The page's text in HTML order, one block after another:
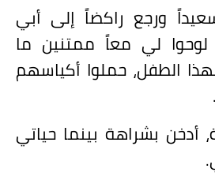
ورجع راكضاً إلى أبي
لي معاً ممتنين ما
الطفل، حملوا أكياسهم
أدخن بشراهة بينما حياتي